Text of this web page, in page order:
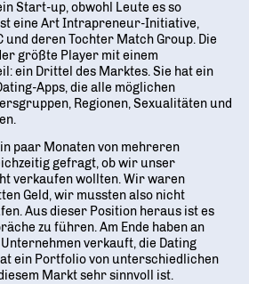
Start-up, obwohl Leute es so
eine Art Intrapreneur-Initiative,
und deren Tochter Match Group. Die
größte Player mit einem
ein Drittel des Marktes. Sie hat ein
Apps, die alle möglichen
Regionen, Sexualitäten und
paar Monaten von mehreren
gefragt, ob wir unser
verkaufen wollten. Wir waren
Geld, wir mussten also nicht
Aus dieser Position heraus ist es
zu führen. Am Ende haben an
verkauft, die Dating
ein Portfolio von unterschiedlichen
Markt sehr sinnvoll ist.